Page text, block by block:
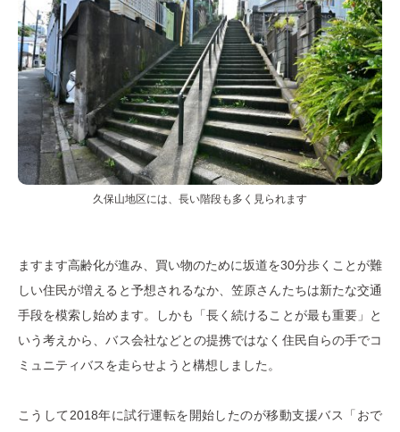
久保山地区には、長い階段も多く見られます
ますます高齢化が進み、買い物のために坂道を30分歩くことが難
しい住民が増えると予想されるなか、笠原さんたちは新たな交通
手段を模索し始めます。しかも「長く続けることが最も重要」と
いう考えから、バス会社などとの提携ではなく住民自らの手でコ
ミュニティバスを走らせようと構想しました。
こうして2018年に試行運転を開始したのが移動支援バス「おで